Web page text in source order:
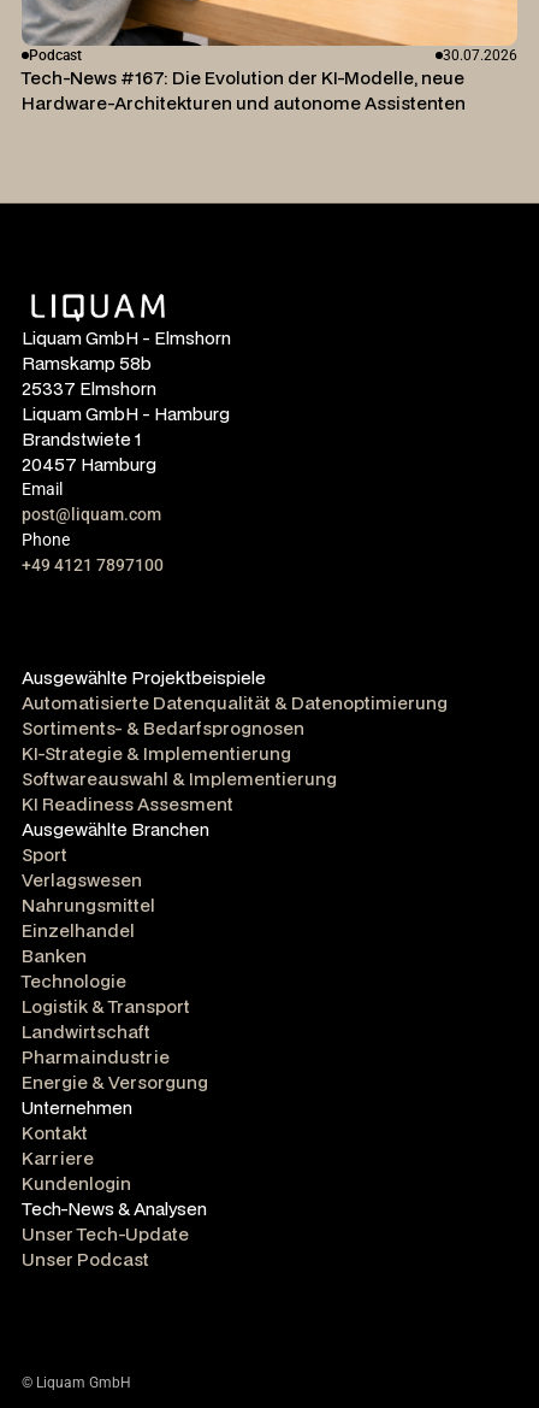
Podcast 30.07.2026
Tech-News #167: Die Evolution der KI-Modelle, neue
Hardware-Architekturen und autonome Assistenten
Liquam GmbH - Elmshorn
Ramskamp 58b
25337 Elmshorn
Liquam GmbH - Hamburg
Brandstwiete 1
20457 Hamburg
Email
post@liquam.com
Phone
+49 4121 7897100
Ausgewählte Projektbeispiele
Automatisierte Datenqualität & Datenoptimierung
Sortiments- & Bedarfsprognosen
KI-Strategie & Implementierung
Softwareauswahl & Implementierung
KI Readiness Assesment
Ausgewählte Branchen
Sport
Verlagswesen
Nahrungsmittel
Einzelhandel
Banken
Technologie
Logistik & Transport
Landwirtschaft
Pharmaindustrie
Energie & Versorgung
Unternehmen
Kontakt
Karriere
Kundenlogin
Tech-News & Analysen
Unser Tech-Update
Unser Podcast
© Liquam GmbH